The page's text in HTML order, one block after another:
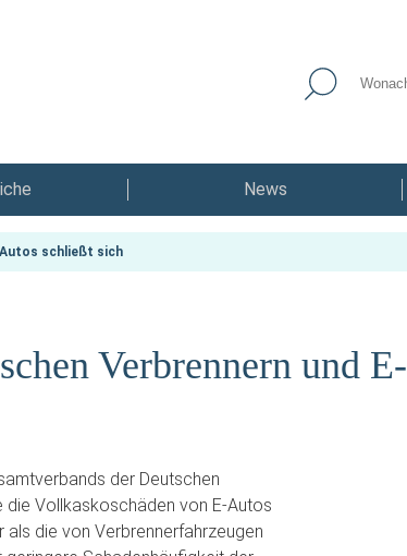
News
Autos schließt sich
Verbrennern und E-
der Deutschen
die Vollkaskoschäden von E-Autos
die von Verbrennerfahrzeugen